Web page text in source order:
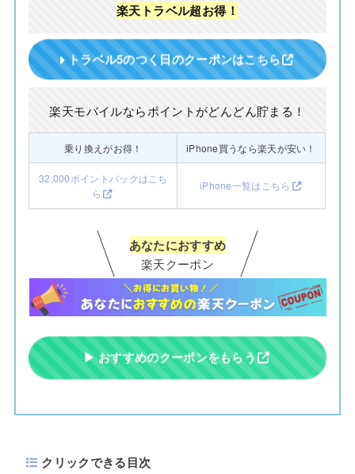
楽天トラベル超お得！
トラベル5のつく日のクーポンはこちら
楽天モバイルならポイントがどんどん貯まる！
乗り換えがお得！ iPhone買うなら楽天が安い！
32,000ポイントバックはこち
ら
iPhone一覧はこちら
あなたにおすすめ
楽天クーポン
▶ おすすめのクーポンをもらう
クリックできる目次